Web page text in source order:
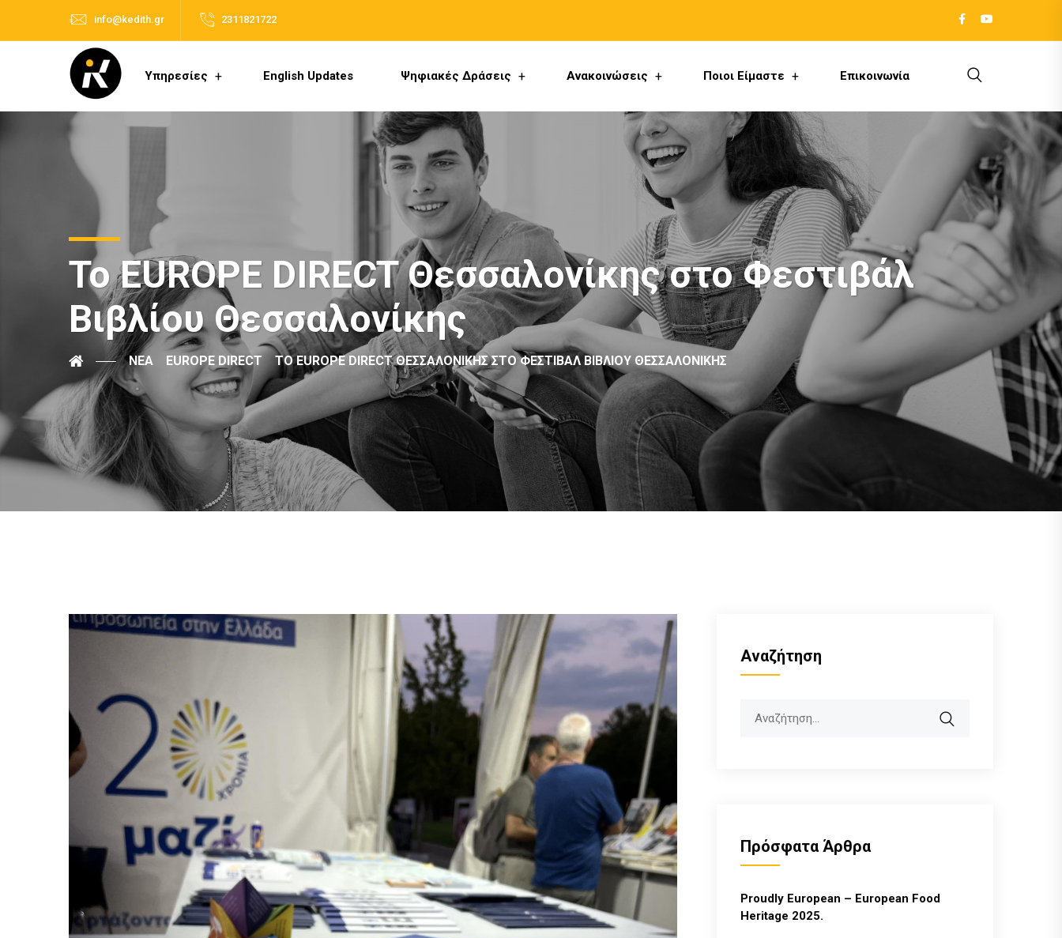
info@kedith.gr 2311821722
Υπηρεσίες English Updates Ψηφιακές Δράσεις Ανακοινώσεις Ποιοι Είμαστε Επικοινωνία
Το EUROPE DIRECT Θεσσαλονίκης στο Φεστιβάλ
Βιβλίου Θεσσαλονίκης
ΝΈΑ EUROPE DIRECT ΤΟ EUROPE DIRECT ΘΕΣΣΑΛΟΝΊΚΗΣ ΣΤΟ ΦΕΣΤΙΒΆΛ ΒΙΒΛΊΟΥ ΘΕΣΣΑΛΟΝΊΚΗΣ
Αναζήτηση
Πρόσφατα Άρθρα
Proudly European – European Food
Heritage 2025.